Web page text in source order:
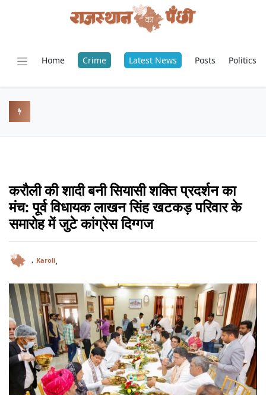
Home Crime Latest News Posts Politics
करौली की शादी बनी सियासी शक्ति प्रदर्शन का
मंच: पूर्व विधायक लाखन सिंह खटकड़ परिवार के
समारोह में जुटे कांग्रेस दिग्गज
, Karoli,